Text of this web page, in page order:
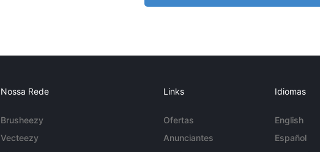
Nossa Rede
Brusheezy
Vecteezy
Links
Ofertas
Anunciantes
Idiomas
English
Español